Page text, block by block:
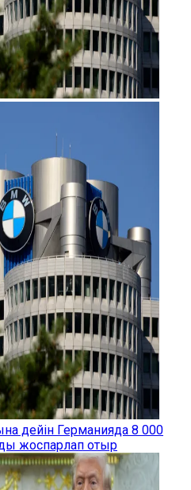
дейін Германияда 8 000
жоспарлап отыр